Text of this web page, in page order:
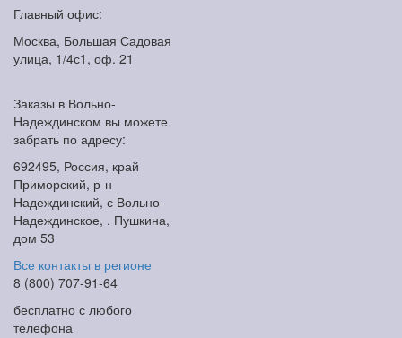
Главный офис:
Москва, Большая Садовая
улица, 1/4с1, оф. 21
Заказы в Вольно-
Надеждинском вы можете
забрать по адресу:
692495, Россия, край
Приморский, р-н
Надеждинский, с Вольно-
Надеждинское, . Пушкина,
дом 53
Все контакты в регионе
8 (800) 707-91-64
бесплатно с любого
телефона